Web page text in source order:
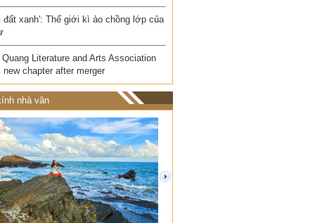
đất xanh': Thế giới kì ảo chồng lớp của
Literature and Arts Association
new chapter after merger
nhà văn
next